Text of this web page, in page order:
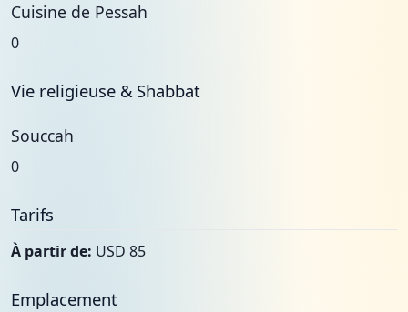
Cuisine de Pessah
0
Vie religieuse & Shabbat
Souccah
0
Tarifs
À partir de: USD 85
Emplacement